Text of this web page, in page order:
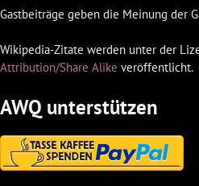
Gastbeiträge geben die Meinung der
Wikipedia-Zitate werden unter der
Attribution/Share Alike veröffentlicht.
AWQ unterstützen